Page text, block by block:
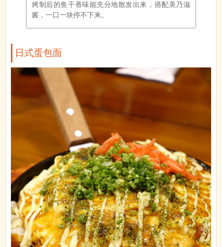
烤制后的鱼干香味能充分地散发出来，搭配美乃滋
酱，一口一块停不下来。
日式蛋包面